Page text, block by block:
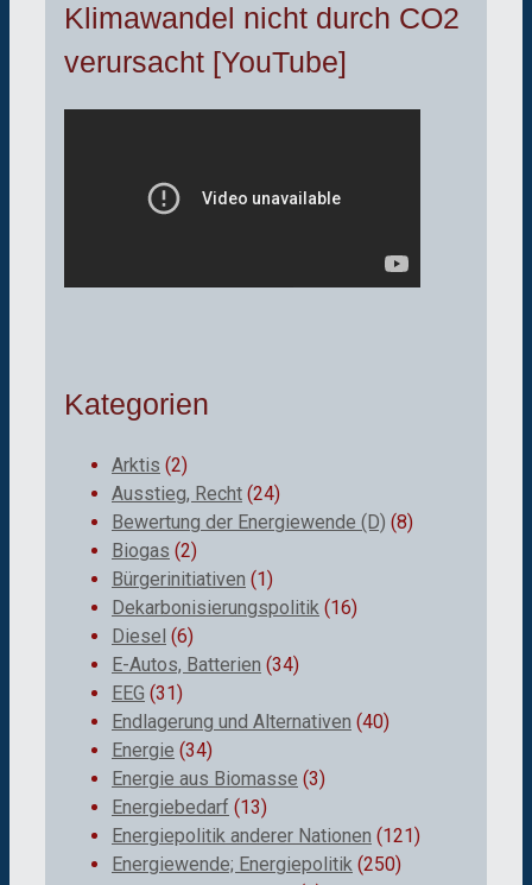
Klimawandel nicht durch CO2
verursacht [YouTube]
Kategorien
Arktis (2)
Ausstieg, Recht (24)
Bewertung der Energiewende (D) (8)
Biogas (2)
Bürgerinitiativen (1)
Dekarbonisierungspolitik (16)
Diesel (6)
E-Autos, Batterien (34)
EEG (31)
Endlagerung und Alternativen (40)
Energie (34)
Energie aus Biomasse (3)
Energiebedarf (13)
Energiepolitik anderer Nationen (121)
Energiewende; Energiepolitik (250)